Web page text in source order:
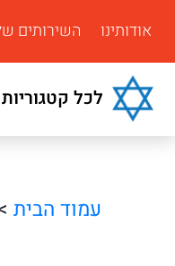
אודותינו השירותים
לכל
עמוד הבית